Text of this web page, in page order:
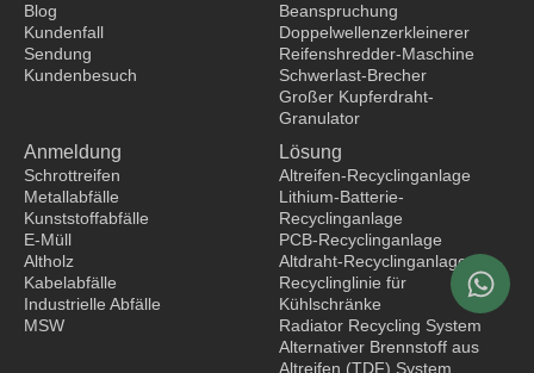
o
k
Blog
Kundenfall
Sendung
Kundenbesuch
Beanspruchung
Doppelwellenzerkleinerer
Reifenshredder-Maschine
Schwerlast-Brecher
Großer Kupferdraht-
Granulator
Anmeldung
Schrottreifen
Metallabfälle
Kunststoffabfälle
E-Müll
Altholz
Kabelabfälle
Industrielle Abfälle
MSW
Lösung
Altreifen-Recyclinganlage
Lithium-Batterie-
Recyclinganlage
PCB-Recyclinganlage
Altdraht-Recyclinganlage
Recyclinglinie für
Kühlschränke
Radiator Recycling System
Alternativer Brennstoff aus
Altreifen (TDF) System